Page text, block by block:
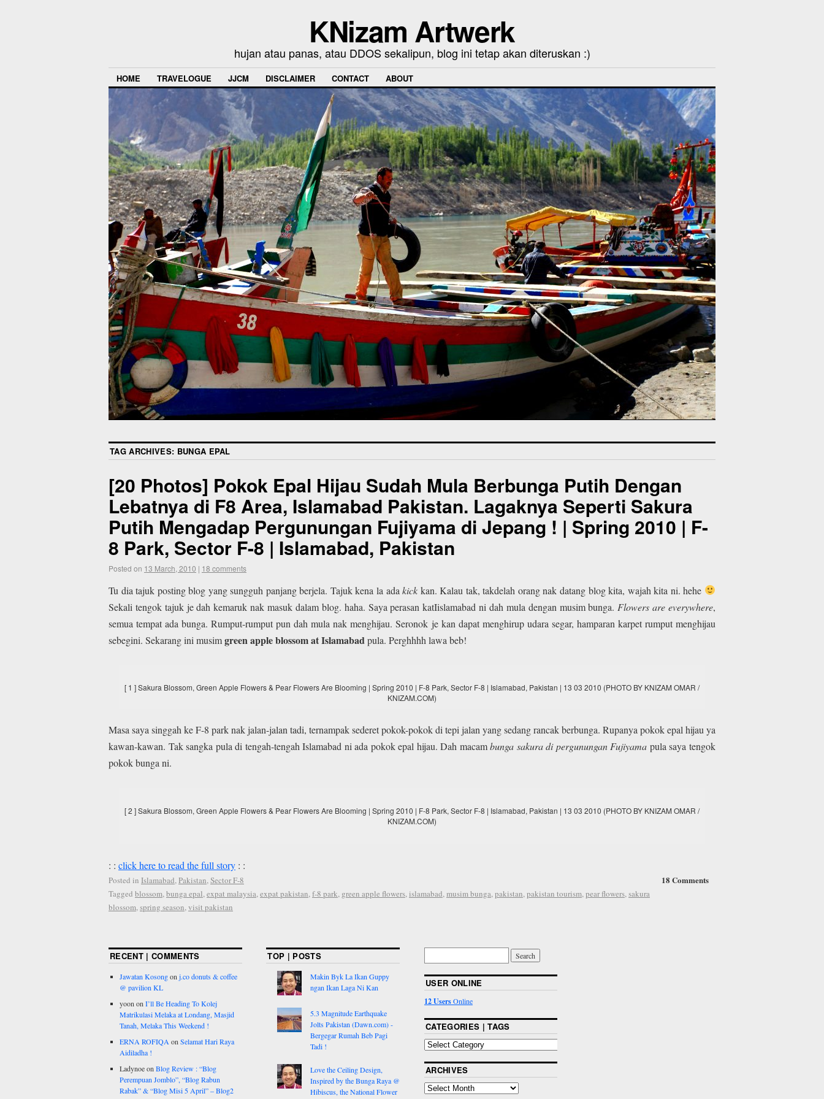
KNizam Artwerk
hujan atau panas, atau DDOS sekalipun, blog ini tetap akan diteruskan :)
HOME TRAVELOGUE JJCM DISCLAIMER CONTACT ABOUT
TAG ARCHIVES: BUNGA EPAL
[20 Photos] Pokok Epal Hijau Sudah Mula Berbunga Putih Dengan
Lebatnya di F8 Area, Islamabad Pakistan. Lagaknya Seperti Sakura
Putih Mengadap Pergunungan Fujiyama di Jepang ! | Spring 2010 | F-
8 Park, Sector F-8 | Islamabad, Pakistan
Posted on 13 March, 2010 | 18 comments
Tu dia tajuk posting blog yang sungguh panjang berjela. Tajuk kena la adakick kan. Kalau tak, takdelah orang nak datang blog kita, wajah kita ni. hehe
Sekali tengok tajuk je dah kemaruk nak masuk dalam blog. haha. Saya perasan katIislamabad ni dah mula dengan musim bunga. Flowers are everywhere,
semua tempat ada bunga. Rumput-rumput pun dah mula nak menghijau. Seronok je kan dapat menghirup udara segar, hamparan karpet rumput menghijau
sebegini. Sekarang ini musimgreen apple blossom at Islamabadpula. Perghhhh lawa beb!
[ 1 ] Sakura Blossom, Green Apple Flowers & Pear Flowers Are Blooming | Spring 2010 | F-8 Park, Sector F-8 | Islamabad, Pakistan | 13 03 2010 (PHOTO BY KNIZAM OMAR /
KNIZAM.COM)
Masa saya singgah ke F-8 park nak jalan-jalan tadi, ternampak sederet pokok-pokok di tepi jalan yang sedang rancak berbunga. Rupanya pokok epal hijau ya
kawan-kawan. Tak sangka pula di tengah-tengah Islamabad ni ada pokok epal hijau. Dah macambunga sakura di pergunungan Fujiyama pula saya tengok
pokok bunga ni.
[ 2 ] Sakura Blossom, Green Apple Flowers & Pear Flowers Are Blooming | Spring 2010 | F-8 Park, Sector F-8 | Islamabad, Pakistan | 13 03 2010 (PHOTO BY KNIZAM OMAR /
KNIZAM.COM)
: : click here to read the full story : :
18 Comments
Posted in Islamabad,Pakistan,Sector F-8
Tagged blossom,bunga epal,expat malaysia,expat pakistan,f-8 park, green apple flowers,islamabad,musim bunga,pakistan,pakistan tourism,pear flowers,sakura
blossom,spring season,visit pakistan
RECENT | COMMENTS
Jawatan Kosongon j.co donuts & coffee
@ pavilion KL
yoon on I’ll Be Heading To Kolej
Matrikulasi Melaka at Londang, Masjid
Tanah, Melaka This Weekend !
ERNA ROFIQA on Selamat Hari Raya
Aidiladha !
Ladynoeon Blog Review : “Blog
Perempuan Jomblo”, “Blog Rabun
Rabak” & “Blog Misi 5 April” – Blog2
TOP | POSTS
Makin Byk La Ikan Guppy
ngan Ikan Laga Ni Kan
5.3 Magnitude Earthquake
Jolts Pakistan (Dawn.com) -
Bergegar Rumah Beb Pagi
Tadi !
Love the Ceiling Design,
Inspired by the Bunga Raya @
Hibiscus, the National Flower
USER ONLINE
12 UsersOnline
CATEGORIES | TAGS
ARCHIVES